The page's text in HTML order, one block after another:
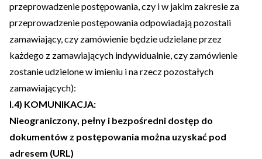
przeprowadzenie postępowania, czy i w jakim zakresie za
przeprowadzenie postępowania odpowiadają pozostali
zamawiający, czy zamówienie będzie udzielane przez
każdego z zamawiających indywidualnie, czy zamówienie
zostanie udzielone w imieniu i na rzecz pozostałych
zamawiających):
I.4) KOMUNIKACJA:
Nieograniczony, pełny i bezpośredni dostęp do
dokumentów z postępowania można uzyskać pod
adresem (URL)